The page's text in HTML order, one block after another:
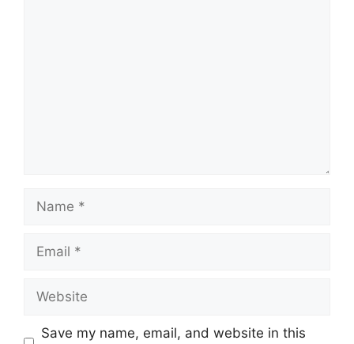
Save my name, email, and website in this